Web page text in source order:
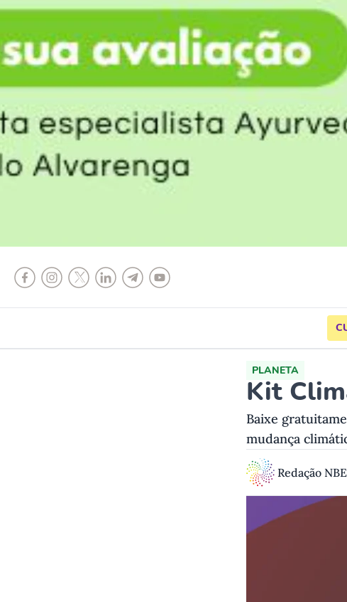
PLANETA
Kit
Baixe
mudança
Redação NBE